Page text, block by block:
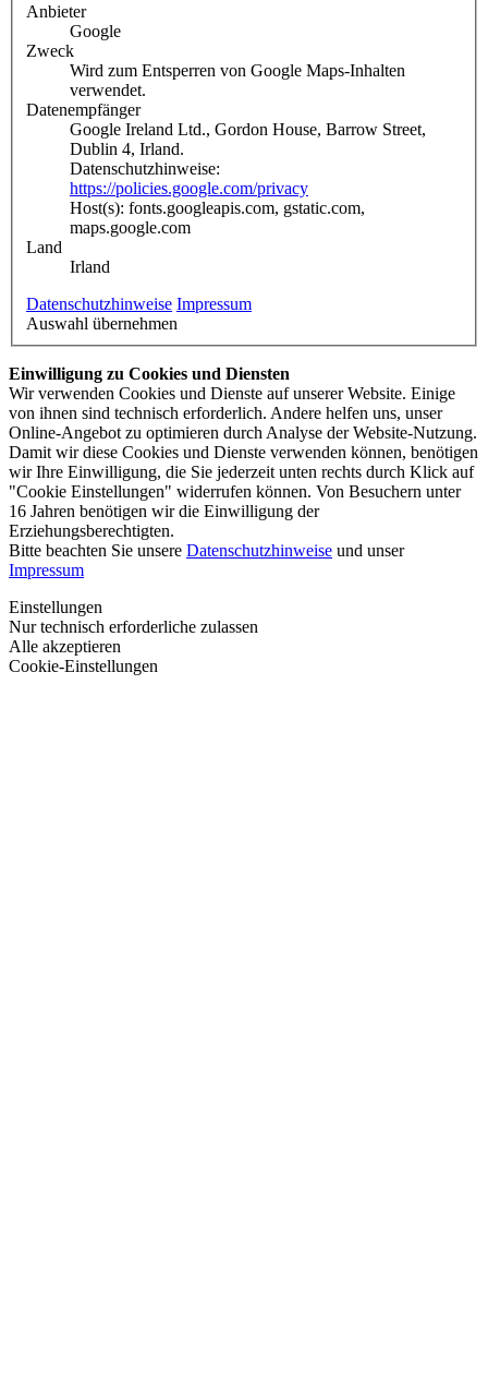
Anbieter
Google
Zweck
Wird zum Entsperren von Google Maps-Inhalten
verwendet.
Datenempfänger
Google Ireland Ltd., Gordon House, Barrow Street,
Dublin 4, Irland.
Datenschutzhinweise:
https://policies.google.com/privacy
Host(s): fonts.googleapis.com, gstatic.com,
maps.google.com
Land
Irland
Datenschutzhinweise Impressum
Auswahl übernehmen
Einwilligung zu Cookies und Diensten
Wir verwenden Cookies und Dienste auf unserer Website. Einige
von ihnen sind technisch erforderlich. Andere helfen uns, unser
Online-Angebot zu optimieren durch Analyse der Website-Nutzung.
Damit wir diese Cookies und Dienste verwenden können, benötigen
wir Ihre Einwilligung, die Sie jederzeit unten rechts durch Klick auf
"Cookie Einstellungen" widerrufen können. Von Besuchern unter
16 Jahren benötigen wir die Einwilligung der
Erziehungsberechtigten.
Bitte beachten Sie unsere Datenschutzhinweise und unser
Impressum
Einstellungen
Nur technisch erforderliche zulassen
Alle akzeptieren
Cookie-Einstellungen